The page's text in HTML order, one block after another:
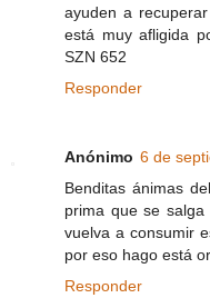
ayuden a
está muy afligida
SZN 652
Responder
Anónimo 6 de
Benditas ánimas
prima que se
vuelva a consumir
por eso hago está
Responder